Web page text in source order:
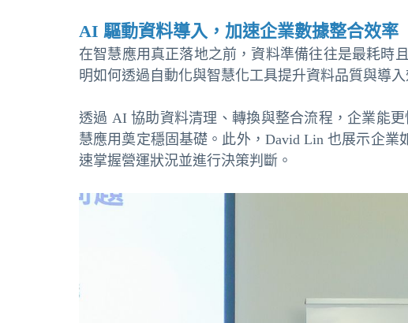
AI 驅動資料導入，加速企業數據整合效率
在智慧應用真正落地之前，資料準備往往是最耗時
明如何透過自動化與智慧化工具提升資料品質與導入
透過 AI 協助資料清理、轉換與整合流程，企業能
慧應用奠定穩固基礎。此外，David Lin 也展示企
速掌握營運狀況並進行決策判斷。